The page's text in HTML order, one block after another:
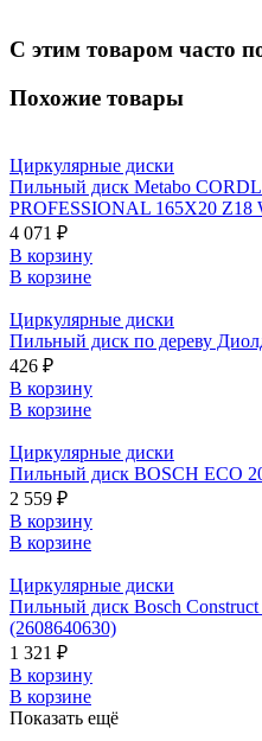
С этим товаром часто
Похожие товары
Циркулярные диски
Пильный диск Metabo
PROFESSIONAL 165X20 Z18
4 071 ₽
В корзину
В корзине
Циркулярные диски
Пильный диск по дереву
426 ₽
В корзину
В корзине
Циркулярные диски
Пильный диск BOSCH ECO
2 559 ₽
В корзину
В корзине
Циркулярные диски
Пильный диск Bosch
(2608640630)
1 321 ₽
В корзину
В корзине
Показать ещё